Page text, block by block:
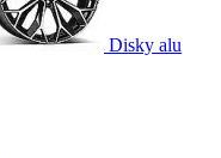
Disky alu